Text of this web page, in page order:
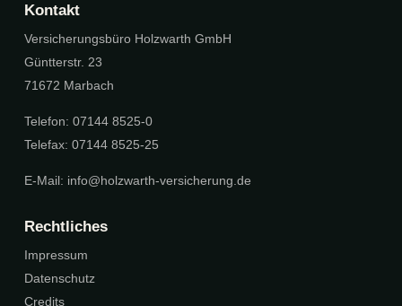
Kontakt
Versicherungsbüro Holzwarth GmbH
Güntterstr. 23
71672 Marbach
Telefon: 07144 8525-0
Telefax: 07144 8525-25
E-Mail: info@holzwarth-versicherung.de
Rechtliches
Impressum
Datenschutz
Credits